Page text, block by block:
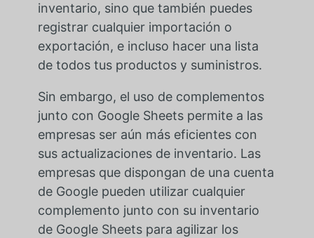
inventario, sino que también puedes
registrar cualquier importación o
exportación, e incluso hacer una lista
de todos tus productos y suministros.
Sin embargo, el uso de complementos
junto con Google Sheets permite a las
empresas ser aún más eficientes con
sus actualizaciones de inventario. Las
empresas que dispongan de una cuenta
de Google pueden utilizar cualquier
complemento junto con su inventario
de Google Sheets para agilizar los